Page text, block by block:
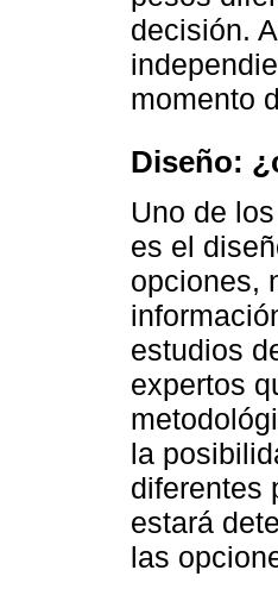
decisión.
momento
Diseño:
Uno de
es el
opciones,
estudios
expertos
la
diferentes
estará
las